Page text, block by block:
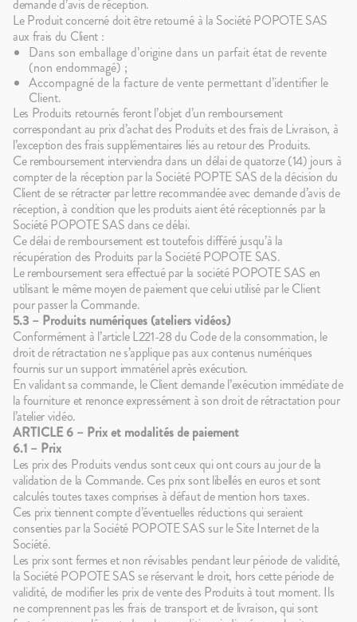
demande d’avis de réception.
Le Produit concerné doit être retourné à la Société POPOTE SAS
aux frais du Client :
Dans son emballage d’origine dans un parfait état de revente
(non endommagé) ;
Accompagné de la facture de vente permettant d’identifier le
Client.
Les Produits retournés feront l’objet d’un remboursement
correspondant au prix d’achat des Produits et des frais de Livraison, à
l’exception des frais supplémentaires liés au retour des Produits.
Ce remboursement interviendra dans un délai de quatorze (14) jours à
compter de la réception par la Société POPTE SAS de la décision du
Client de se rétracter par lettre recommandée avec demande d’avis de
réception, à condition que les produits aient été réceptionnés par la
Société POPOTE SAS dans ce délai.
Ce délai de remboursement est toutefois différé jusqu’à la
récupération des Produits par la Société POPOTE SAS.
Le remboursement sera effectué par la société POPOTE SAS en
utilisant le même moyen de paiement que celui utilisé par le Client
pour passer la Commande.
5.3 – Produits numériques (ateliers vidéos)
Conformément à l’article L221-28 du Code de la consommation, le
droit de rétractation ne s’applique pas aux contenus numériques
fournis sur un support immatériel après exécution.
En validant sa commande, le Client demande l’exécution immédiate de
la fourniture et renonce expressément à son droit de rétractation pour
l’atelier vidéo.
ARTICLE 6 – Prix et modalités de paiement
6.1 – Prix
Les prix des Produits vendus sont ceux qui ont cours au jour de la
validation de la Commande. Ces prix sont libellés en euros et sont
calculés toutes taxes comprises à défaut de mention hors taxes.
Ces prix tiennent compte d’éventuelles réductions qui seraient
consenties par la Société POPOTE SAS sur le Site Internet de la
Société.
Les prix sont fermes et non révisables pendant leur période de validité,
la Société POPOTE SAS se réservant le droit, hors cette période de
validité, de modifier les prix de vente des Produits à tout moment. Ils
ne comprennent pas les frais de transport et de livraison, qui sont